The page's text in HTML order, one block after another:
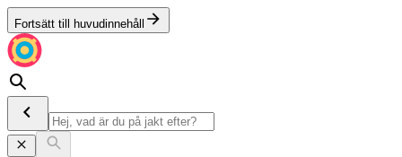
Fortsätt till huvudinnehåll